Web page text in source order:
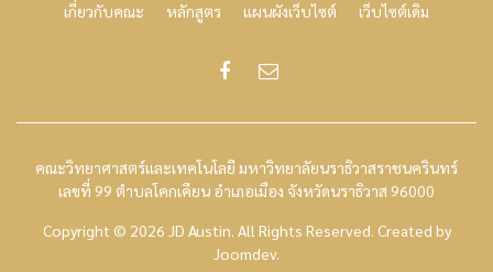
เกี่ยวกับคณะ หลักสูตร แผนผังเว็บไซต์ เว็บไซต์เดิม
คณะวิทยาศาสตร์และเทคโนโลยี มหาวิทยาลัยนราธิวาสราชนครินทร์
เลขที่ 99 ตำบลโคกเคียน อำเภอเมือง จังหวัดนราธิวาส 96000
Copyright © 2026 JD Austin. All Rights Reserved. Created by
Joomdev.